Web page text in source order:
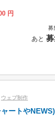
円
募
あと
ウェブ制作
ートや